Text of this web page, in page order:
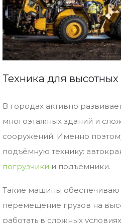
Техника для высотных
В городах активно
многоэтажных зданий и
сооружений. Именно
подъёмную технику:
погрузчики и подъёмники.
Такие машины
перемещение грузов на
работать в сложных условиях